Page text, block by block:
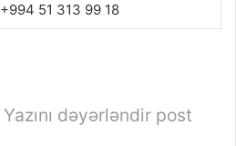
+994 51 313 99 18
Yazını dəyərləndir post